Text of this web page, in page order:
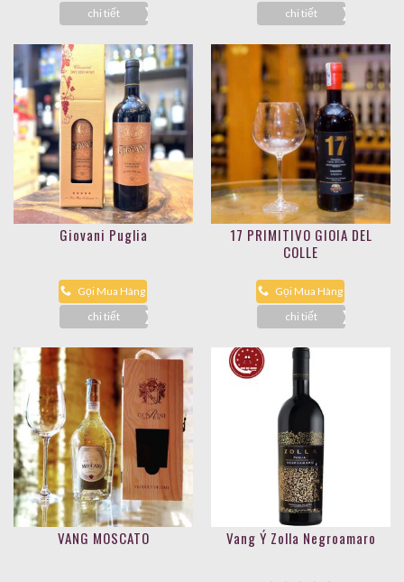
chi tiết
chi tiết
Giovani Puglia
Gọi Mua Hàng
chi tiết
17 PRIMITIVO GIOIA DEL
COLLE
Gọi Mua Hàng
chi tiết
VANG MOSCATO Vang Ý Zolla Negroamaro